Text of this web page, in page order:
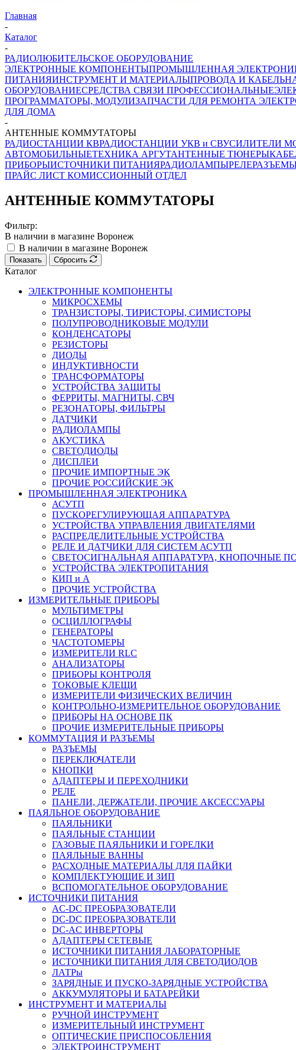
Главная
-
Каталог
-
РАДИОЛЮБИТЕЛЬСКОЕ ОБОРУДОВАНИЕ
ЭЛЕКТРОННЫЕ КОМПОНЕНТЫПРОМЫШЛЕННАЯ
ПИТАНИЯИНСТРУМЕНТ И МАТЕРИАЛЫПРОВОДА И
ОБОРУДОВАНИЕСРЕДСТВА СВЯЗИ ПРОФЕССИОНАЛЬНЫЕ
ПРОГРАММАТОРЫ, МОДУЛИЗАПЧАСТИ ДЛЯ РЕМОНТА
ДЛЯ ДОМА
-
АНТЕННЫЕ КОММУТАТОРЫ
РАДИОСТАНЦИИ КВРАДИОСТАНЦИИ УКВ и СВУСИЛИТЕЛИ
АВТОМОБИЛЬНЫЕТЕХНИКА АРГУТАНТЕННЫЕ ТЮНЕРЫ
ПРИБОРЫИСТОЧНИКИ ПИТАНИЯРАДИОЛАМПЫРЕЛЕ
ПРАЙС ЛИСТ КОМИССИОННЫЙ ОТДЕЛ
АНТЕННЫЕ КОММУТАТОРЫ
Фильтр:
В наличии в магазине Воронеж
В наличии в магазине Воронеж
Показать Сбросить
Каталог
ЭЛЕКТРОННЫЕ КОМПОНЕНТЫ
МИКРОСХЕМЫ
ТРАНЗИСТОРЫ, ТИРИСТОРЫ, СИМИСТОРЫ
ПОЛУПРОВОДНИКОВЫЕ МОДУЛИ
КОНДЕНСАТОРЫ
РЕЗИСТОРЫ
ДИОДЫ
ИНДУКТИВНОСТИ
ТРАНСФОРМАТОРЫ
УСТРОЙСТВА ЗАЩИТЫ
ФЕРРИТЫ, МАГНИТЫ, СВЧ
РЕЗОНАТОРЫ, ФИЛЬТРЫ
ДАТЧИКИ
РАДИОЛАМПЫ
АКУСТИКА
СВЕТОДИОДЫ
ДИСПЛЕИ
ПРОЧИЕ ИМПОРТНЫЕ ЭК
ПРОЧИЕ РОССИЙСКИЕ ЭК
ПРОМЫШЛЕННАЯ ЭЛЕКТРОНИКА
АСУТП
ПУСКОРЕГУЛИРУЮЩАЯ АППАРАТУРА
УСТРОЙСТВА УПРАВЛЕНИЯ ДВИГАТЕЛЯМИ
РАСПРЕДЕЛИТЕЛЬНЫЕ УСТРОЙСТВА
РЕЛЕ И ДАТЧИКИ ДЛЯ СИСТЕМ АСУТП
СВЕТОСИГНАЛЬНАЯ АППАРАТУРА, КНОПОЧНЫЕ
УСТРОЙСТВА ЭЛЕКТРОПИТАНИЯ
КИП и А
ПРОЧИЕ УСТРОЙСТВА
ИЗМЕРИТЕЛЬНЫЕ ПРИБОРЫ
МУЛЬТИМЕТРЫ
ОСЦИЛЛОГРАФЫ
ГЕНЕРАТОРЫ
ЧАСТОТОМЕРЫ
ИЗМЕРИТЕЛИ RLC
АНАЛИЗАТОРЫ
ПРИБОРЫ КОНТРОЛЯ
ТОКОВЫЕ КЛЕЩИ
ИЗМЕРИТЕЛИ ФИЗИЧЕСКИХ ВЕЛИЧИН
КОНТРОЛЬНО-ИЗМЕРИТЕЛЬНОЕ ОБОРУДОВАНИЕ
ПРИБОРЫ НА ОСНОВЕ ПК
ПРОЧИЕ ИЗМЕРИТЕЛЬНЫЕ ПРИБОРЫ
КОММУТАЦИЯ И РАЗЪЕМЫ
РАЗЪЕМЫ
ПЕРЕКЛЮЧАТЕЛИ
КНОПКИ
АДАПТЕРЫ И ПЕРЕХОДНИКИ
РЕЛЕ
ПАНЕЛИ, ДЕРЖАТЕЛИ, ПРОЧИЕ АКСЕССУАРЫ
ПАЯЛЬНОЕ ОБОРУДОВАНИЕ
ПАЯЛЬНИКИ
ПАЯЛЬНЫЕ СТАНЦИИ
ГАЗОВЫЕ ПАЯЛЬНИКИ И ГОРЕЛКИ
ПАЯЛЬНЫЕ ВАННЫ
РАСХОДНЫЕ МАТЕРИАЛЫ ДЛЯ ПАЙКИ
КОМПЛЕКТУЮЩИЕ И ЗИП
ВСПОМОГАТЕЛЬНОЕ ОБОРУДОВАНИЕ
ИСТОЧНИКИ ПИТАНИЯ
AC-DC ПРЕОБРАЗОВАТЕЛИ
DC-DC ПРЕОБРАЗОВАТЕЛИ
DC-AC ИНВЕРТОРЫ
АДАПТЕРЫ СЕТЕВЫЕ
ИСТОЧНИКИ ПИТАНИЯ ЛАБОРАТОРНЫЕ
ИСТОЧНИКИ ПИТАНИЯ ДЛЯ СВЕТОДИОДОВ
ЛАТРы
ЗАРЯДНЫЕ И ПУСКО-ЗАРЯДНЫЕ УСТРОЙСТВА
АККУМУЛЯТОРЫ И БАТАРЕЙКИ
ИНСТРУМЕНТ И МАТЕРИАЛЫ
РУЧНОЙ ИНСТРУМЕНТ
ИЗМЕРИТЕЛЬНЫЙ ИНСТРУМЕНТ
ОПТИЧЕСКИЕ ПРИСПОСОБЛЕНИЯ
ЭЛЕКТРОИНСТРУМЕНТ